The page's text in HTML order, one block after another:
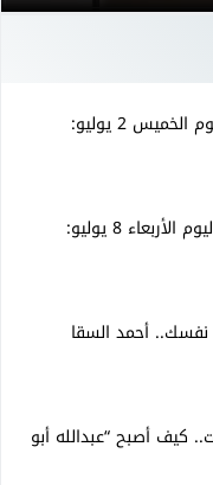
برج الثور.. حظك اليوم الخميس 2 يوليو:
برج الجدي.. حظك اليوم الأربعاء 8 يوليو:
أحمد السقا
كيف أصبح “عبدالله أبو